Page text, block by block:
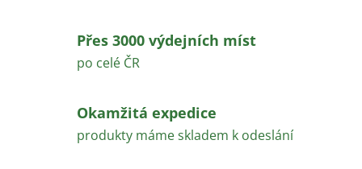
Přes 3000 výdejních míst
po celé ČR
Okamžitá expedice
produkty máme skladem k odeslání